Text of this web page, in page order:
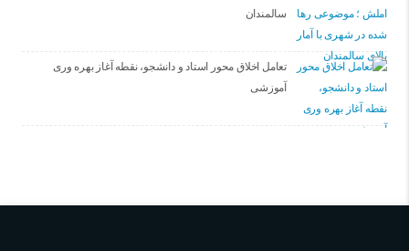
سالمندان
تعامل اخلاق‌ محور استاد و دانشجو، نقطه آغاز بهره ‌وری
آموزشی